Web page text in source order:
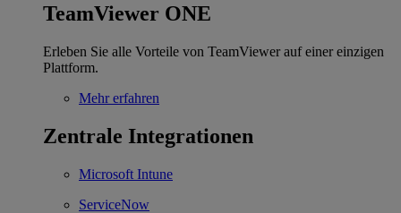
TeamViewer ONE
Erleben Sie alle Vorteile von TeamViewer auf einer einzigen
Plattform.
Mehr erfahren
Zentrale Integrationen
Microsoft Intune
ServiceNow